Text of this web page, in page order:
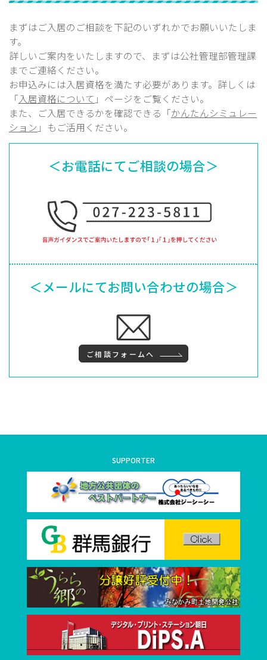
まずはご入居のご相談を下記のいずれかでお願いいたしま
す。
詳しいご案内をいたしますので、まずは公社管理部管理課
までご連絡ください。
お申込みには入居資格を満たす必要があります。詳しくは
「入居資格について 」ページをご覧ください。
また、ご入居できるかを確認できる「かんたんシミュレー
ション 」もご活用ください。
＜お電話にてご相談の場合＞
＜メールにてお問い合わせの場合＞
ご相談フォームへ
SUPPORTER